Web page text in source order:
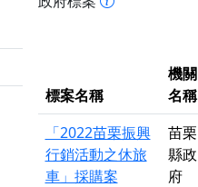
標案名稱
機關
名稱
「2022苗栗振興
行銷活動之休旅
車」採購案
苗栗
縣政
府